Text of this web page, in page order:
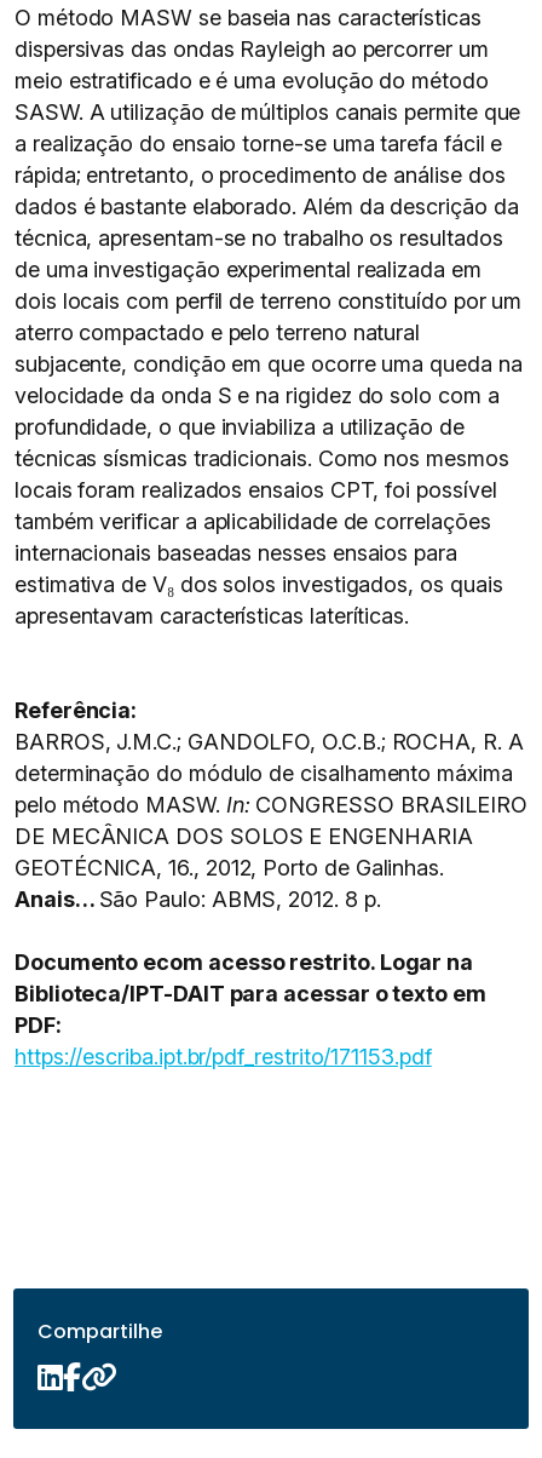
O método MASW se baseia nas características
dispersivas das ondas Rayleigh ao percorrer um
meio estratificado e é uma evolução do método
SASW. A utilização de múltiplos canais permite que
a realização do ensaio torne-se uma tarefa fácil e
rápida; entretanto, o procedimento de análise dos
dados é bastante elaborado. Além da descrição da
técnica, apresentam-se no trabalho os resultados
de uma investigação experimental realizada em
dois locais com perfil de terreno constituído por um
aterro compactado e pelo terreno natural
subjacente, condição em que ocorre uma queda na
velocidade da onda S e na rigidez do solo com a
profundidade, o que inviabiliza a utilização de
técnicas sísmicas tradicionais. Como nos mesmos
locais foram realizados ensaios CPT, foi possível
também verificar a aplicabilidade de correlações
internacionais baseadas nesses ensaios para
estimativa de V₈ dos solos investigados, os quais
apresentavam características lateríticas.
Referência:
BARROS, J.M.C.; GANDOLFO, O.C.B.; ROCHA, R. A
determinação do módulo de cisalhamento máxima
pelo método MASW. In: CONGRESSO BRASILEIRO
DE MECÂNICA DOS SOLOS E ENGENHARIA
GEOTÉCNICA, 16., 2012, Porto de Galinhas.
Anais… São Paulo: ABMS, 2012. 8 p.
Documento ecom acesso restrito. Logar na
Biblioteca/IPT-DAIT para acessar o texto em
PDF:
https://escriba.ipt.br/pdf_restrito/171153.pdf
Compartilhe